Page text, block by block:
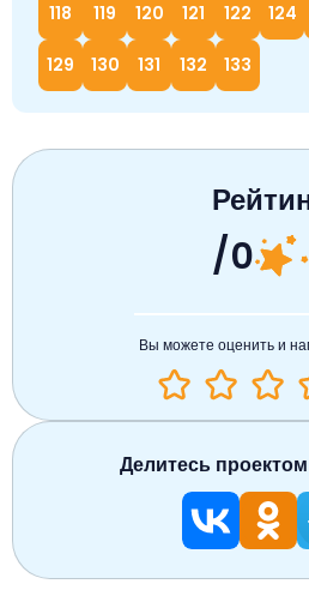
118 119 120 121 122 124
129 130 131 132 133
/0
Вы можете оценить и
Делитесь